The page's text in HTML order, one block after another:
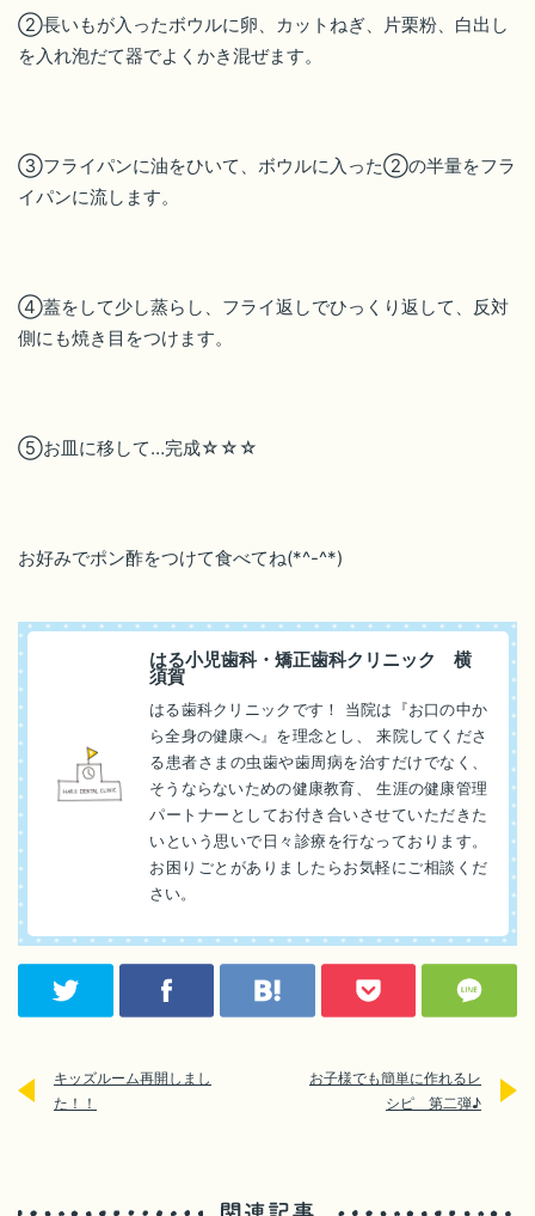
②長いもが入ったボウルに卵、カットねぎ、片栗粉、白出し
を入れ泡だて器でよくかき混ぜます。
③フライパンに油をひいて、ボウルに入った②の半量をフラ
イパンに流します。
④蓋をして少し蒸らし、フライ返しでひっくり返して、反対
側にも焼き目をつけます。
➄お皿に移して…完成☆☆☆
お好みでポン酢をつけて食べてね(*^-^*)
はる小児歯科・矯正歯科クリニック 横
須賀
はる歯科クリニックです！ 当院は『お口の中か
ら全身の健康へ』を理念とし、 来院してくださ
る患者さまの虫歯や歯周病を治すだけでなく、
そうならないための健康教育、 生涯の健康管理
パートナーとしてお付き合いさせていただきた
いという思いで日々診療を行なっております。
お困りごとがありましたらお気軽にご相談くだ
さい。
キッズルーム再開しまし
た！！
お子様でも簡単に作れるレ
シピ 第二弾♪